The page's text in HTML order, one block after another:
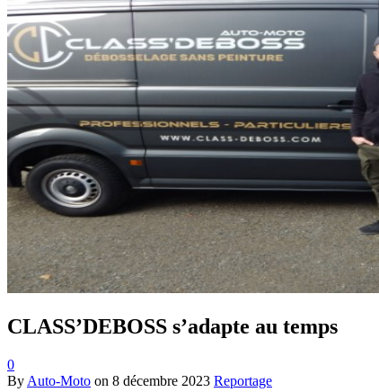
CLASS’DEBOSS s’adapte au temps
0
By Auto-Moto on 8 décembre 2023 Reportage